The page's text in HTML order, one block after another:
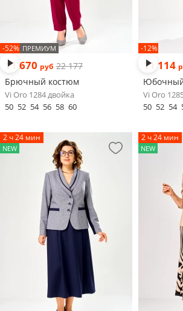
-52% ПРЕМИУМ
11 670 руб 22 177
Брючный костюм
Vi Oro 1284 двойка
50 52 54 56 58 60
-12%
11 114
Vi Oro
50 52 54
2 ч 24 мин
NEW
2 ч 24 мин
NEW